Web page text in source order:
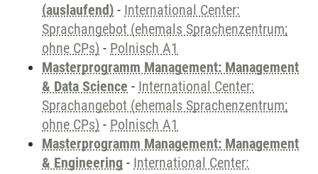
(auslaufend) - International Center:
Sprachangebot (ehemals Sprachenzentrum;
ohne CPs) - Polnisch A1
Masterprogramm Management: Management
& Data Science - International Center:
Sprachangebot (ehemals Sprachenzentrum;
ohne CPs) - Polnisch A1
Masterprogramm Management: Management
& Engineering - International Center: